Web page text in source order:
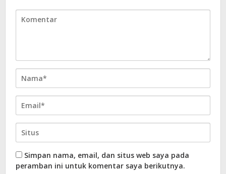
Simpan nama, email, dan situs web saya pada
peramban ini untuk komentar saya berikutnya.